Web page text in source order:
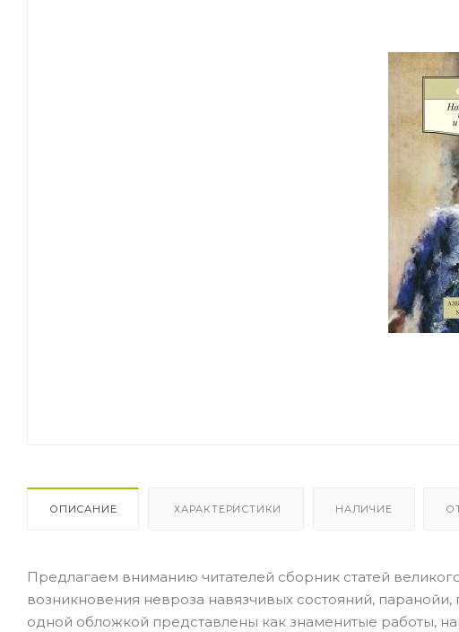
ОПИСАНИЕ ХАРАКТЕРИСТИКИ НАЛИЧИЕ
Предлагаем вниманию читателей сборник статей
возникновения невроза навязчивых состояний,
одной обложкой представлены как знаменитые работы,